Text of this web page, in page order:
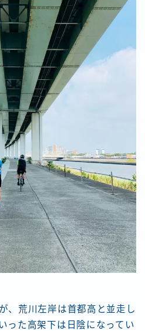
、荒川左岸は首都高と並走し
った高架下は日陰になってい